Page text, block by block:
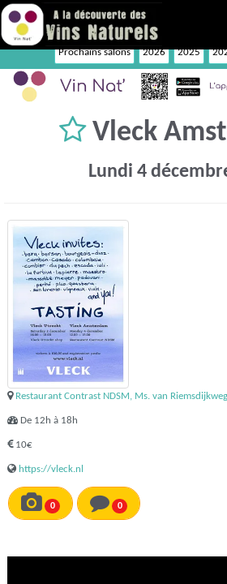
Prochains salons 2026 2025
Vleck
Lundi 4
Restaurant Contrast NDSM, Ms. van
De 12h à 18h
10€
https://vleck.nl
0 0